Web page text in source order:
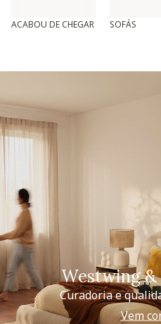
ACABOU DE CHEGAR SOFÁS
Westwing &
Curadoria e
Vem